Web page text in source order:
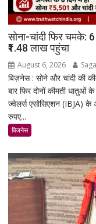
सोना-चांदी फिर चमके: 6
₹1.48 लाख पहुंचा
August 6, 2026
बिज़नेस : सोने और चांदी की
बार फिर दोनों कीमती धातुओं
ज्वेलर्स एसोसिएशन (IBJA)
रुपए...
बिजनेस